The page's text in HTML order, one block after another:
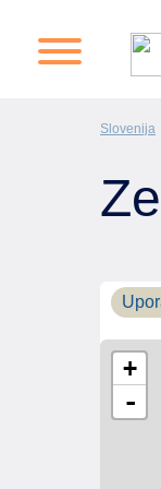
Slovenija
+
-